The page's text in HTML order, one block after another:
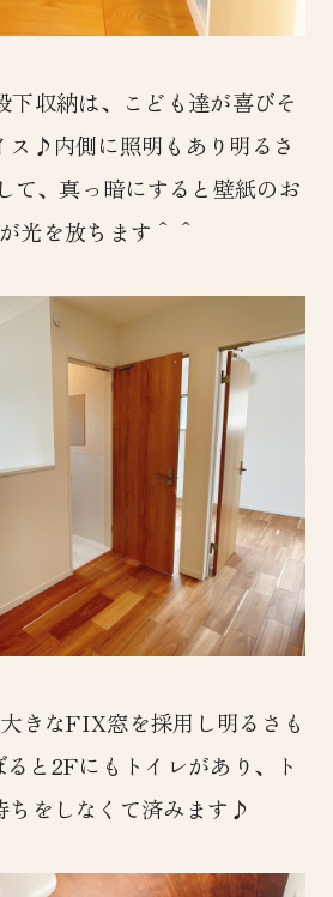
下収納は、こども達が喜びそ
ス♪内側に照明もあり明るさ
て、真っ暗にすると壁紙のお
光を放ちます＾＾
きなFIX窓を採用し明るさも
と2Fにもトイレがあり、ト
ちをしなくて済みます♪